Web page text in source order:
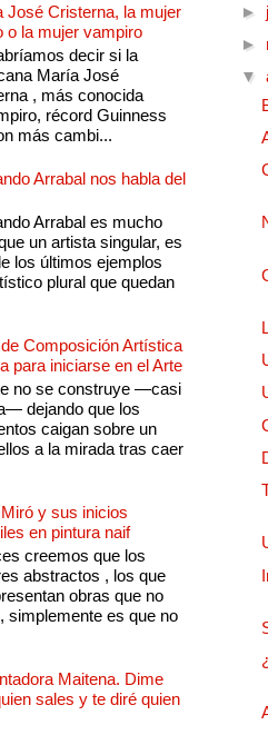
José Cristerna, la mujer
o la mujer vampiro
decir si la
María José
, más conocida
récord Guinness
más cambi...
Arrabal nos habla del
Arrabal es mucho
un artista singular, es
los últimos ejemplos
plural que quedan
Composición Artística
para iniciarse en el Arte
no se construye —casi
dejando que los
caigan sobre un
a la mirada tras caer
y sus inicios
en pintura naif
creemos que los
abstractos , los que
obras que no
simplemente es que no
Maitena. Dime
sales y te diré quien
►
►
▼